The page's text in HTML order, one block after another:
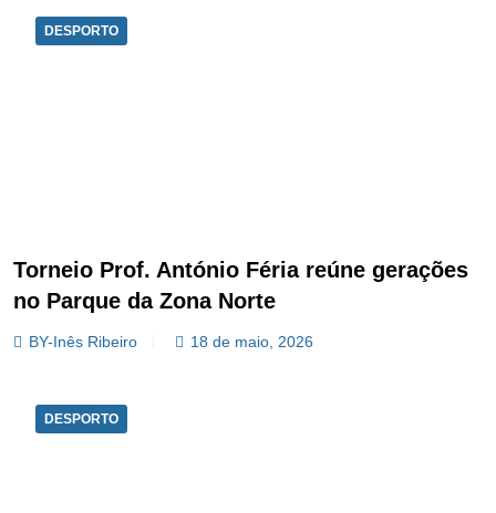
DESPORTO
Torneio Prof. António Féria reúne gerações
no Parque da Zona Norte
BY-Inês Ribeiro 18 de maio, 2026
DESPORTO